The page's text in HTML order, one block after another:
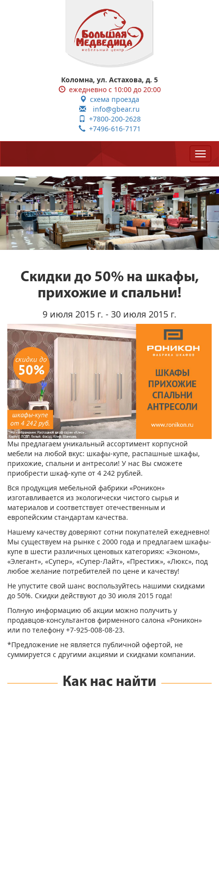
Коломна, ул. Астахова, д. 5
ежедневно с 10:00 до 20:00
схема проезда
info@gbear.ru
+7800-200-2628
+7496-616-7171
Скидки до 50% на шкафы,
прихожие и спальни!
9 июля 2015 г. - 30 июля 2015 г.
Мы предлагаем уникальный ассортимент корпусной
мебели на любой вкус: шкафы-купе, распашные шкафы,
прихожие, спальни и антресоли! У нас Вы сможете
приобрести шкаф-купе от 4 242 рублей.
Вся продукция мебельной фабрики «Роникон»
изготавливается из экологически чистого сырья и
материалов и соответствует отечественным и
европейским стандартам качества.
Нашему качеству доверяют сотни покупателей ежедневно!
Мы существуем на рынке с 2000 года и предлагаем шкафы-
купе в шести различных ценовых категориях: «Эконом»,
«Элегант», «Супер», «Супер-Лайт», «Престиж», «Люкс», под
любое желание потребителей по цене и качеству!
Не упустите свой шанс воспользуйтесь нашими скидками
до 50%. Скидки действуют до 30 июля 2015 года!
Полную информацию об акции можно получить у
продавцов-консультантов фирменного салона «Роникон»
или по телефону +7-925-008-08-23.
*Предложение не является публичной офертой, не
суммируется с другими акциями и скидками компании.
Как нас найти